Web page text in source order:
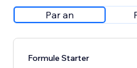
Par an
Formule Starter